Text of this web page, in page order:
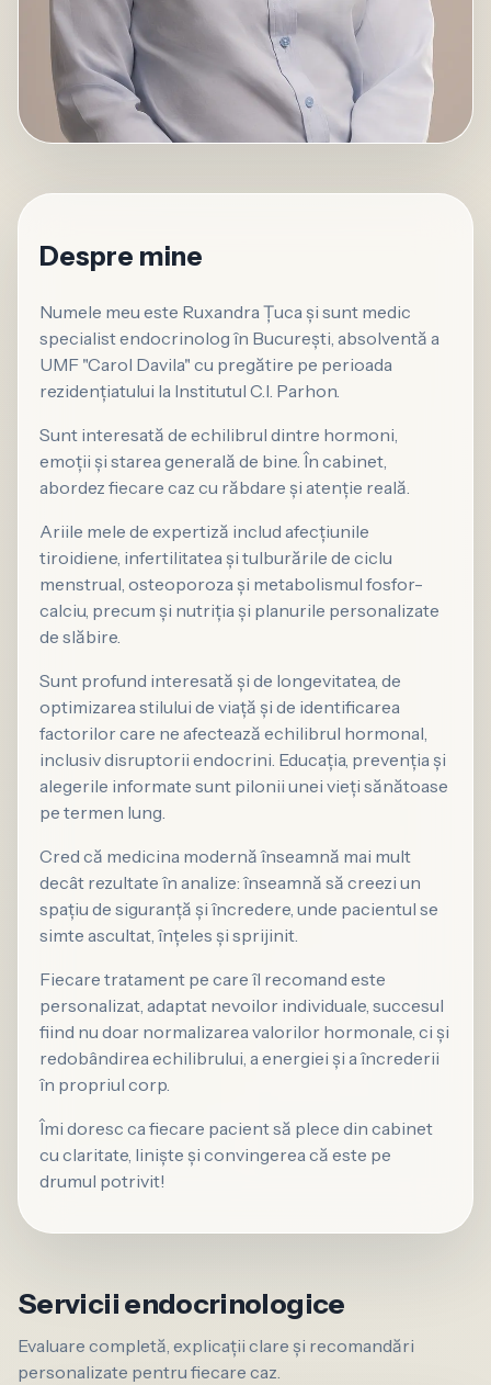
Despre mine
Numele meu este Ruxandra Țuca și sunt medic
specialist endocrinolog în București, absolventă a
UMF "Carol Davila" cu pregătire pe perioada
rezidențiatului la Institutul C.I. Parhon.
Sunt interesată de echilibrul dintre hormoni,
emoții și starea generală de bine. În cabinet,
abordez fiecare caz cu răbdare și atenție reală.
Ariile mele de expertiză includ afecțiunile
tiroidiene, infertilitatea și tulburările de ciclu
menstrual, osteoporoza și metabolismul fosfor-
calciu, precum și nutriția și planurile personalizate
de slăbire.
Sunt profund interesată și de longevitatea, de
optimizarea stilului de viață și de identificarea
factorilor care ne afectează echilibrul hormonal,
inclusiv disruptorii endocrini. Educația, prevenția și
alegerile informate sunt pilonii unei vieți sănătoase
pe termen lung.
Cred că medicina modernă înseamnă mai mult
decât rezultate în analize: înseamnă să creezi un
spațiu de siguranță și încredere, unde pacientul se
simte ascultat, înțeles și sprijinit.
Fiecare tratament pe care îl recomand este
personalizat, adaptat nevoilor individuale, succesul
fiind nu doar normalizarea valorilor hormonale, ci și
redobândirea echilibrului, a energiei și a încrederii
în propriul corp.
Îmi doresc ca fiecare pacient să plece din cabinet
cu claritate, liniște și convingerea că este pe
drumul potrivit!
Servicii endocrinologice
Evaluare completă, explicații clare și recomandări
personalizate pentru fiecare caz.